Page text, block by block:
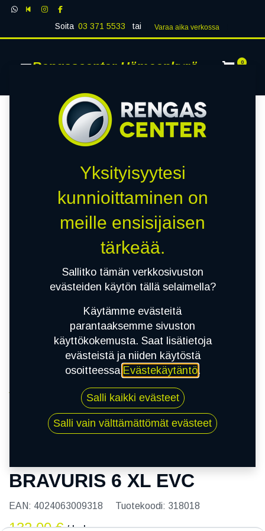
Soita 03 371 5533 tai Varaa aika verk​​​​ossa
Rengascenter Hämeenkyrö 0
215/50R17 95Y BARUM BRAVURIS 6 XL EVC
BRAVURIS 6 XL EVC
EAN: 4024063009318 Tuotekoodi: 318018
132,00€
Yksityisyytesi
kunnioittaminen on
meille ensisijaisen
tärkeää.
Sallitko tämän verkkosivuston
evästeiden käytön tällä selaimella?
Käytämme evästeitä
parantaaksemme sivuston
käyttökokemusta. Saat lisätietoja
evästeistä ja niiden käytöstä
osoitteessa Evästekäytäntö.
Salli kaikki evästeet
Salli vain välttämättömät evästeet